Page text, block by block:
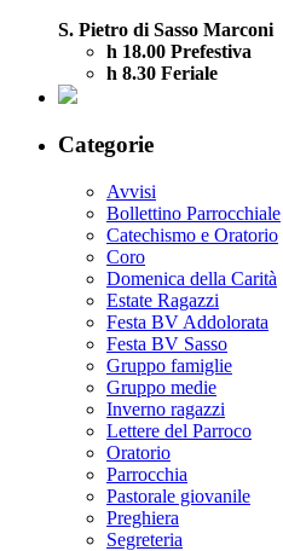
S. Pietro di Sasso Marconi
h 18.00 Prefestiva
h 8.30 Feriale
Categorie
Avvisi
Bollettino Parrocchiale
Catechismo e Oratorio
Coro
Domenica della Carità
Estate Ragazzi
Festa BV Addolorata
Festa BV Sasso
Gruppo famiglie
Gruppo medie
Inverno ragazzi
Lettere del Parroco
Oratorio
Parrocchia
Pastorale giovanile
Preghiera
Segreteria